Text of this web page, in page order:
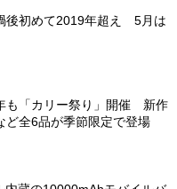
後初めて2019年超え 5月は
も「カリー祭り」開催 新作
ど全6品が季節限定で登場